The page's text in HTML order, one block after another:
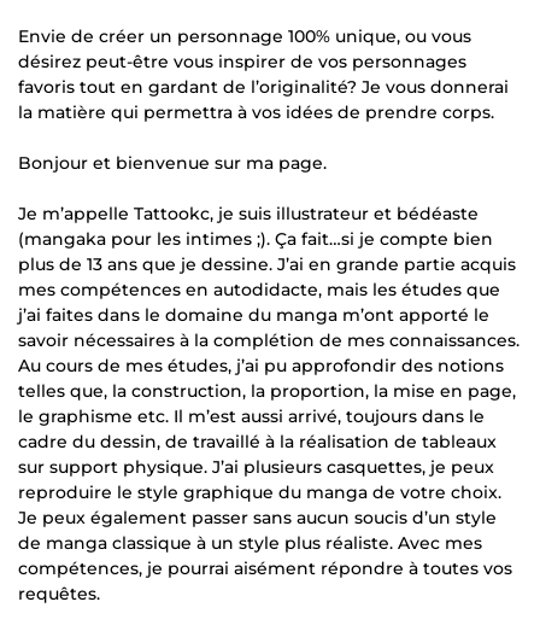
Envie de créer un personnage 100% unique, ou vous
désirez peut-être vous inspirer de vos personnages
favoris tout en gardant de l’originalité? Je vous donnerai
la matière qui permettra à vos idées de prendre corps.
Bonjour et bienvenue sur ma page.
Je m’appelle Tattookc, je suis illustrateur et bédéaste
(mangaka pour les intimes ;). Ça fait…si je compte bien
plus de 13 ans que je dessine. J’ai en grande partie acquis
mes compétences en autodidacte, mais les études que
j’ai faites dans le domaine du manga m’ont apporté le
savoir nécessaires à la complétion de mes connaissances.
Au cours de mes études, j’ai pu approfondir des notions
telles que, la construction, la proportion, la mise en page,
le graphisme etc. Il m’est aussi arrivé, toujours dans le
cadre du dessin, de travaillé à la réalisation de tableaux
sur support physique. J’ai plusieurs casquettes, je peux
reproduire le style graphique du manga de votre choix.
Je peux également passer sans aucun soucis d’un style
de manga classique à un style plus réaliste. Avec mes
compétences, je pourrai aisément répondre à toutes vos
requêtes.